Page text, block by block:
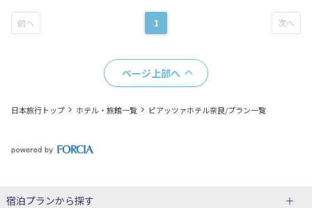
1
ページ上部へ
日本旅行トップ ホテル・旅館一覧 ピアッツァホテル奈良/プラン一覧
宿泊プランから探す